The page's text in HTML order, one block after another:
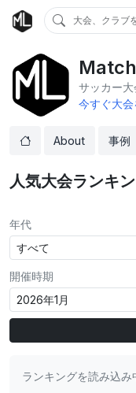
大会、クラブ
サッカー
今すぐ大
About 事例
人気大会ランキ
年代
開催時期
ランキングを読み込み